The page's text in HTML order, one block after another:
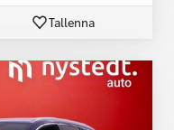
Tallenna